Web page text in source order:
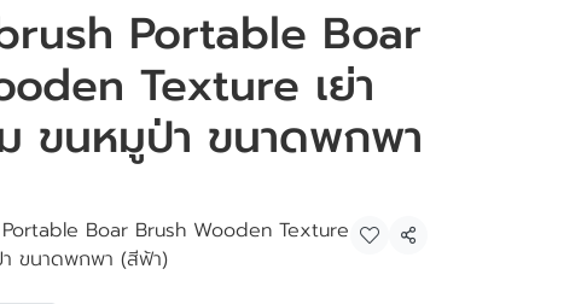
Portable Boar
Texture เย่า
ขนหมูป่า ขนาดพกพา
Boar Brush Wooden Texture
ขนาดพกพา (สีฟ้า)
แชร์